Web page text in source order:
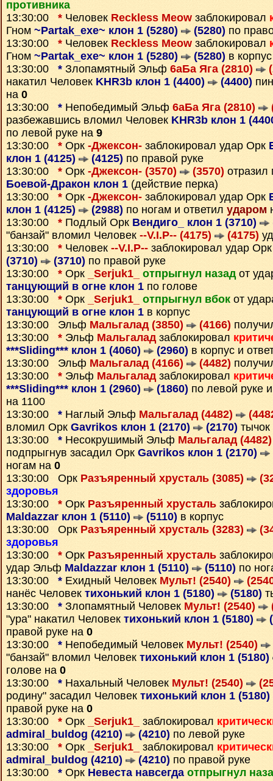
противника
13:30:00 * Человек Reckless Meow заблокировал
Гном ~Partak_exe~ клон 1 (5280) (5280) по
13:30:00 * Человек Reckless Meow заблокировал
Гном ~Partak_exe~ клон 1 (5280) (5280) в корпус
13:30:00 * Злопамятный Эльф 6аБа Яга (2810)
накатил Человек KHR3b клон 1 (4400) (4400)
на 0
13:30:00 * Непобедимый Эльф 6аБа Яга (2810)
разбежавшись вломил Человек KHR3b клон 1
по левой руке на 9
13:30:00 * Орк -Джексон- заблокировал удар Орк
клон 1 (4125)
(4125) по правой руке
13:30:00 * Орк -Джексон- (3570) (3570) отразил
Боевой-Дракон клон 1 (действие перка)
13:30:00 * Орк -Джексон- заблокировал удар Орк
клон 1 (4125)
(2988) по ногам и ответил ударом
13:30:00 * Подлый Орк Вендиго_ клон 1 (3710)
"банзай" вломил Человек --V.I.P-- (4175) (4175)
13:30:00 * Человек --V.I.P-- заблокировал удар
(3710)
(3710) по правой руке
13:30:00 * Орк _Serjuk1_ отпрыгнул назадот
танцующий в огне клон 1 по голове
13:30:00 * Орк _Serjuk1_ отпрыгнул вбок от
танцующий в огне клон 1 в корпус
13:30:00 Эльф Мальгалад (3850) (4166)
13:30:00 * Эльф Мальгаладзаблокировал
***Sliding*** клон 1 (4060)
(2960) в корпус и
13:30:00 Эльф Мальгалад (4166) (4482)
13:30:00 * Эльф Мальгалад заблокировал
***Sliding*** клон 1 (2960)
(1860) по левой руке
на 1100
13:30:00 * Наглый Эльф Мальгалад (4482)
вломил Орк Gavrikos клон 1 (2170) (2170)
13:30:00 * Несокрушимый Эльф Мальгалад
подпрыгнув засадил Орк Gavrikos клон 1 (2170)
ногам на 0
13:30:00 Орк Разъяренный хрусталь (3085)
здоровья
13:30:00 * Орк Разъяренный хрусталь
Maldazzar клон 1 (5110)
(5110) в корпус
13:30:00 Орк Разъяренный хрусталь (3283)
здоровья
13:30:00 * Орк Разъяренный хрусталь
удар Эльф Maldazzar клон 1 (5110) (5110) по
13:30:00 * Ехидный Человек Мульт! (2540)
нанёс Человек тихонький клон 1 (5180) (5180)
13:30:00 * Злопамятный Человек Мульт! (2540)
"ура" накатил Человек тихонький клон 1 (5180)
правой руке на 0
13:30:00 * Непобедимый Человек Мульт! (2540)
"банзай" вломил Человек тихонький клон 1 (5180)
голове на 0
13:30:00 * Нахальный Человек Мульт! (2540)
родину" засадил Человек тихонький клон 1 (5180)
правой руке на 0
13:30:00 * Орк _Serjuk1_ заблокировал
admiral_buldog (4210)
(4210) по левой руке
13:30:00 * Орк _Serjuk1_ заблокировал
admiral_buldog (4210)
(4210) по правой руке
13:30:00 * Орк Невеста навсегда отпрыгнул